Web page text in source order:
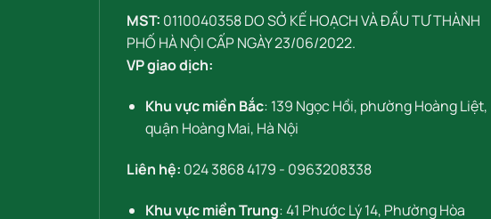
MST: 0110040358 DO SỞ KẾ HOẠCH VÀ ĐẦU TƯ THÀNH
PHỐ HÀ NỘI CẤP NGÀY 23/06/2022.
VP giao dịch:
Khu vực miền Bắc: 139 Ngọc Hồi, phường Hoàng Liệt,
quận Hoàng Mai, Hà Nội
Liên hệ: 024 3868 4179 - 0963208338
Khu vực miền Trung: 41 Phước Lý 14, Phường Hòa